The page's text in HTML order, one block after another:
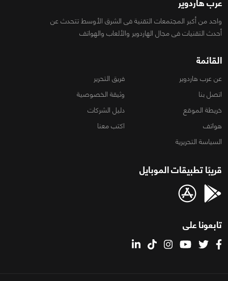
عرب هاردوير
واحد من أكبر المجتمعات التقنية فى الشرق الأوسط تتحدث عن
أحدث التقنيات فى مجال الهاردوير والألعاب والهواتف
القائمة
عن عرب هاردوير
فريق التحرير
اتصل بنا
وثيقة الخصوصية
خريطة الموقع
دليل الشركات
هواتف
اكتب معنا
السياسة التحريرية
قريبًا تطبيقات الموبايل
تابعونا على